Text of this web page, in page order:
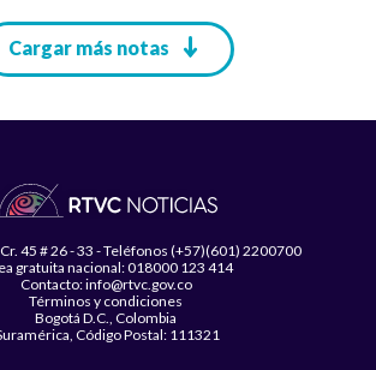
Cargar más notas
45 # 26 - 33 - Teléfonos (+57)(601) 2200700
gratuita nacional: 018000 123 414
Contacto: info@rtvc.gov.co
Términos y condiciones
Bogotá D.C., Colombia
Código Postal: 111321